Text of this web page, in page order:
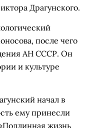
Драгунского.
после чего
АН СССР. Он
и культуре
начал в
ему принесли
жизнь